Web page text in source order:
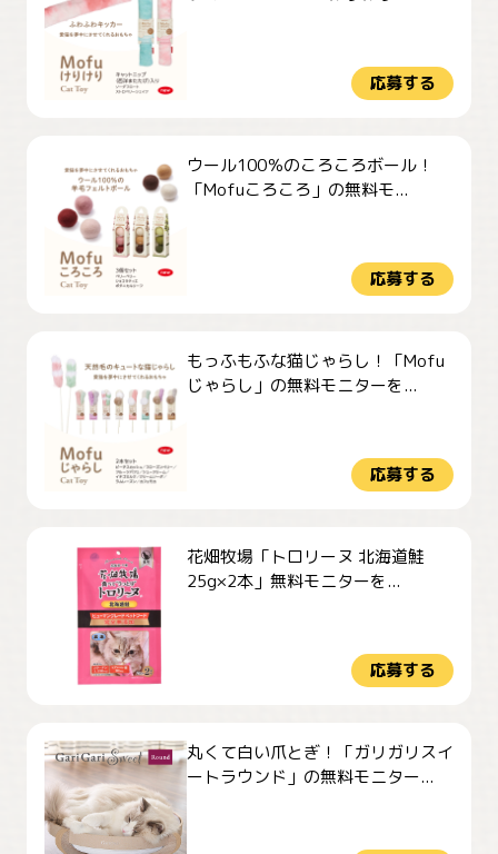
応募する
ウール100％のころころボール！
「Mofuころころ」の無料モ...
応募する
もっふもふな猫じゃらし！「Mofu
じゃらし」の無料モニターを...
応募する
花畑牧場「トロリーヌ 北海道鮭
25g×2本」無料モニターを...
応募する
丸くて白い爪とぎ！「ガリガリスイ
ートラウンド」の無料モニター...